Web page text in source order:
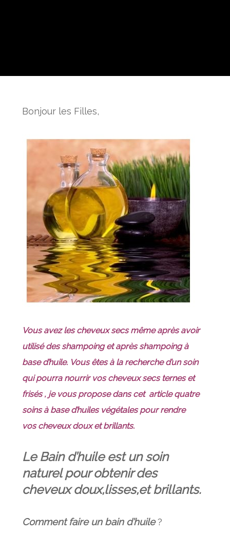
Bonjour les Filles,
Vous avez les cheveux secs même après avoir
utilisé des shampoing et après shampoing à
base d’huile. Vous êtes à la recherche d’un soin
qui pourra nourrir vos cheveux secs ternes et
frisés , je vous propose dans cet article quatre
soins à base d’huiles végétales pour rendre
vos cheveux doux et brillants.
Le Bain d’huile est un soin
naturel pour obtenir des
cheveux doux,lisses,et brillants.
Comment faire un bain d’huile?